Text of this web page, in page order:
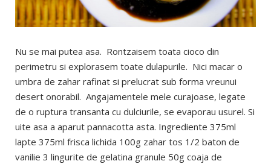
Nu se mai putea asa. Rontzaisem toata cioco din
perimetru si explorasem toate dulapurile. Nici macar o
umbra de zahar rafinat si prelucrat sub forma vreunui
desert onorabil. Angajamentele mele curajoase, legate
de o ruptura transanta cu dulciurile, se evaporau usurel. Si
uite asa a aparut pannacotta asta. Ingrediente 375ml
lapte 375ml frisca lichida 100g zahar tos 1/2 baton de
vanilie 3 lingurite de gelatina granule 50g coaja de